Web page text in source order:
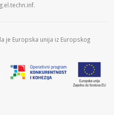
je Europska unija iz Europskog